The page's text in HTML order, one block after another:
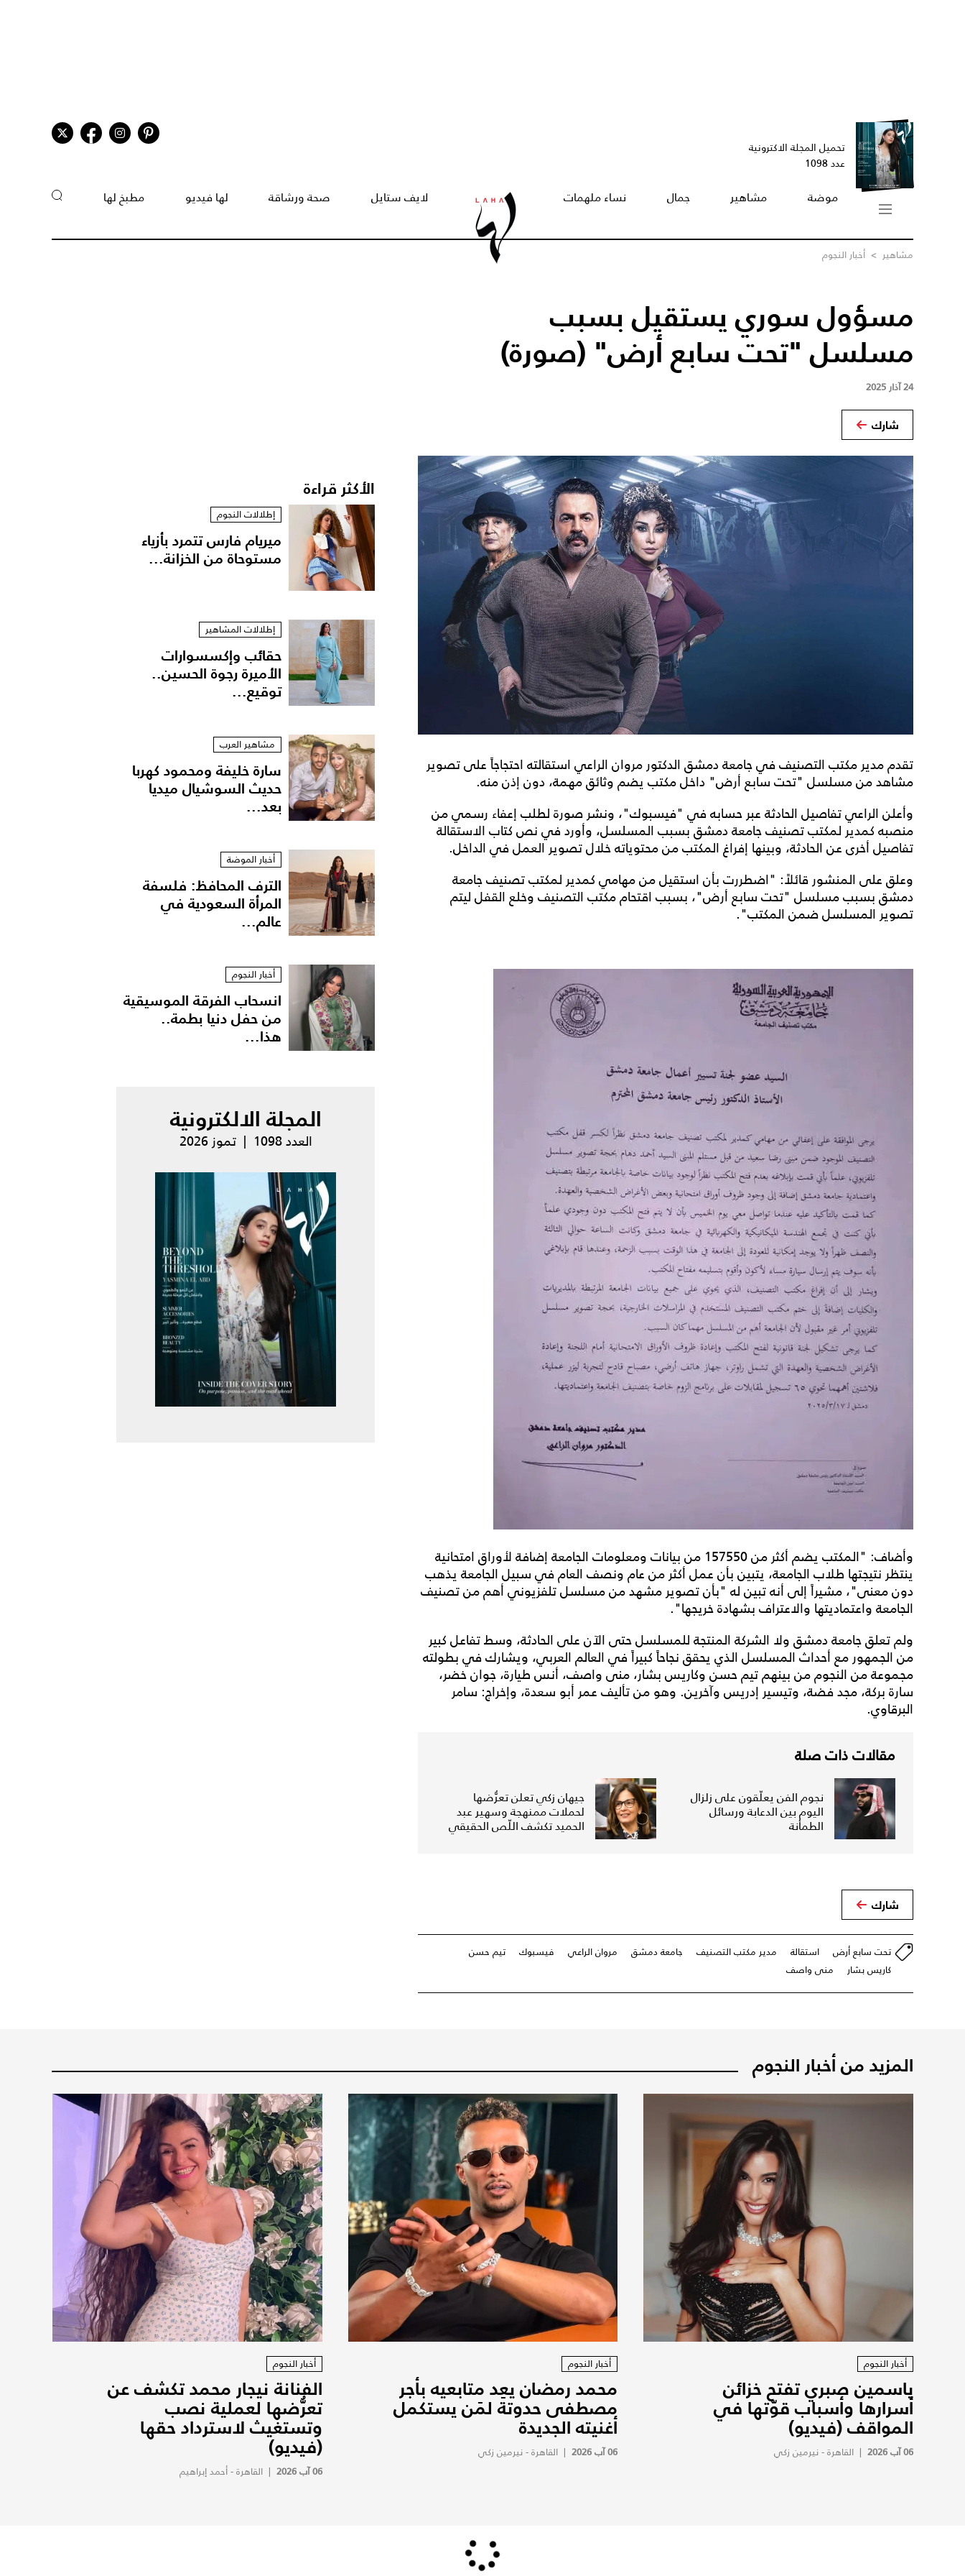
تحميل المجلة الاكترونية
عدد 1098
موضة مشاهير جمال نساء ملهمات لايف ستايل صحة ورشاقة لها فيديو مطبخ لها
مشاهير > أخبار النجوم
مسؤول سوري يستقيل بسبب
مسلسل "تحت سابع أرض" (صورة)
24 آذار 2025
شارك
تقدم مدير مكتب التصنيف في جامعة دمشق الدكتور مروان الراعي استقالته احتجاجاً على تصوير
مشاهد من مسلسل "تحت سابع أرض" داخل مكتب يضم وثائق مهمة، دون إذن منه.
وأعلن الراعي تفاصيل الحادثة عبر حسابه في "فيسبوك"، ونشر صورة لطلب إعفاء رسمي من
منصبه كمدير لمكتب تصنيف جامعة دمشق بسبب المسلسل، وأورد في نص كتاب الاستقالة
تفاصيل أخرى عن الحادثة، وبينها إفراغ المكتب من محتوياته خلال تصوير العمل في الداخل.
وعلق على المنشور قائلاً: "اضطررت بأن استقيل من مهامي كمدير لمكتب تصنيف جامعة
دمشق بسبب مسلسل "تحت سابع أرض"، بسبب اقتحام مكتب التصنيف وخلع القفل ليتم
تصوير المسلسل ضمن المكتب".
وأضاف: "المكتب يضم أكثر من 157550 من بيانات ومعلومات الجامعة إضافة لأوراق امتحانية
ينتظر نتيجتها طلاب الجامعة، يتبين بأن عمل أكثر من عام ونصف العام في سبيل الجامعة يذهب
دون معنى"، مشيراً إلى أنه تبين له "بأن تصوير مشهد من مسلسل تلفزيوني أهم من تصنيف
الجامعة واعتماديتها والاعتراف بشهادة خريجها".
ولم تعلق جامعة دمشق ولا الشركة المنتجة للمسلسل حتى الآن على الحادثة، وسط تفاعل كبير
من الجمهور مع أحداث المسلسل الذي يحقق نجاحاً كبيراً في العالم العربي، ويشارك في بطولته
مجموعة من النجوم من بينهم تيم حسن وكاريس بشار، منى واصف، أنس طيارة، جوان خضر،
سارة بركة، مجد فضة، وتيسير إدريس وآخرين. وهو من تأليف عمر أبو سعدة، وإخراج: سامر
البرقاوي.
مقالات ذات صلة
نجوم الفن يعلّقون على زلزال
اليوم بين الدعابة ورسائل
الطمأنة
جيهان زكي تعلن تعرُّضها
لحملات ممنهجة وسهير عبد
الحميد تكشف اللّص الحقيقي
شارك
تحت سابع أرض استقالة مدير مكتب التصنيف جامعة دمشق مروان الراعي فيسبوك
تيم حسن
كاريس بشار
منى واصف
الأكثر قراءة
إطلالات النجوم
ميريام فارس تتمرد بأزياء
مستوحاة من الخزانة...
إطلالات المشاهير
حقائب وإكسسوارات
الأميرة رجوة الحسين..
توقيع...
مشاهير العرب
سارة خليفة ومحمود كهربا
حديث السوشيال ميديا
بعد...
أخبار الموضة
الترف المحافظ: فلسفة
المرأة السعودية في
عالم...
أخبار النجوم
انسحاب الفرقة الموسيقية
من حفل دنيا بطمة..
هذا...
المجلة الالكترونية
العدد 1098 | تموز 2026
المزيد من أخبار النجوم
أخبار النجوم
ياسمين صبري تفتح خزائن
أسرارها وأسباب قوّتها في
المواقف (فيديو)
06 آب 2026 | القاهرة - نيرمين زكي
أخبار النجوم
محمد رمضان يعِد متابعيه بأجر
مصطفى حدوتة لمَن يستكمل
أغنيته الجديدة
06 آب 2026 | القاهرة - نيرمين زكي
أخبار النجوم
الفنانة نيجار محمد تكشف عن
تعرُّضها لعملية نصب
وتستغيث لاسترداد حقها
(فيديو)
06 آب 2026 |القاهرة - أحمد إبراهيم